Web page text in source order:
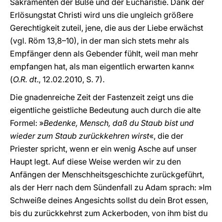
Sakramenten der Buße und der Eucharistie. Dank der
Erlösungstat Christi wird uns die ungleich größere
Gerechtigkeit zuteil, jene, die aus der Liebe erwächst
(vgl. Röm 13,8–10), in der man sich stets mehr als
Empfänger denn als Gebender fühlt, weil man mehr
empfangen hat, als man eigentlich erwarten kann«
(O.R. dt., 12.02.2010, S. 7).
Die gnadenreiche Zeit der Fastenzeit zeigt uns die
eigentliche geistliche Bedeutung auch durch die alte
Formel: »Bedenke, Mensch, daß du Staub bist und
wieder zum Staub zurückkehren wirst«, die der
Priester spricht, wenn er ein wenig Asche auf unser
Haupt legt. Auf diese Weise werden wir zu den
Anfängen der Menschheitsgeschichte zurückgeführt,
als der Herr nach dem Sündenfall zu Adam sprach: »Im
Schweiße deines Angesichts sollst du dein Brot essen,
bis du zurückkehrst zum Ackerboden, von ihm bist du